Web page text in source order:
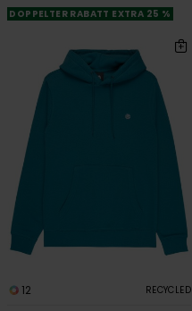
DOPPELTER RABATT EXTRA 25 %
12 RECYCLED